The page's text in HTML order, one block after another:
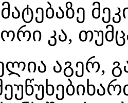
კა,
აგერ,